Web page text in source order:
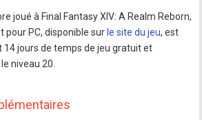
joué à Final Fantasy XIV: A Realm Reborn,
pour PC, disponible sur le site du jeu, est
jours de temps de jeu gratuit et
niveau 20.